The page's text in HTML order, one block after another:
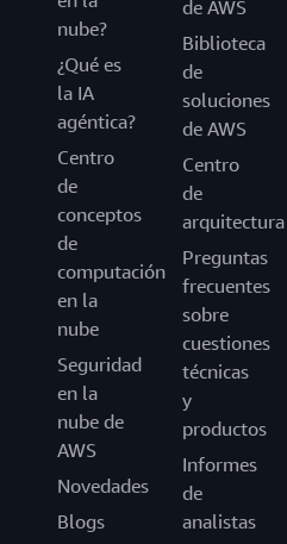
nube?
¿Qué es
la IA
agéntica?
Centro
de
conceptos
de
computación
en la
nube
Seguridad
en la
nube de
AWS
Novedades
Blogs
de AWS
Biblioteca
de
soluciones
de AWS
Centro
de
arquitectura
Preguntas
frecuentes
sobre
cuestiones
técnicas
y
productos
Informes
de
analistas